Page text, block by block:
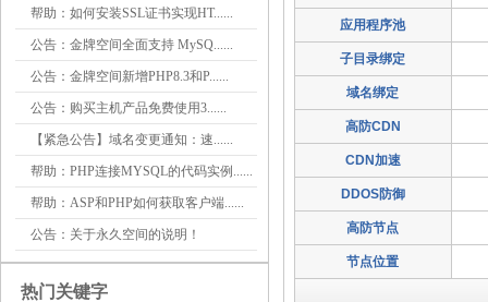
帮助：如何安装SSL证书实现HT......
公告：金牌空间全面支持 MySQ......
公告：金牌空间新增PHP8.3和P......
公告：购买主机产品免费使用3......
【紧急公告】域名变更通知：速......
帮助：PHP连接MYSQL的代码实例......
帮助：ASP和PHP如何获取客户端......
公告：关于永久空间的说明！
热门关键字
应用程序池
子目录绑定
域名绑定
高防CDN
CDN加速
DDOS防御
高防节点
节点位置